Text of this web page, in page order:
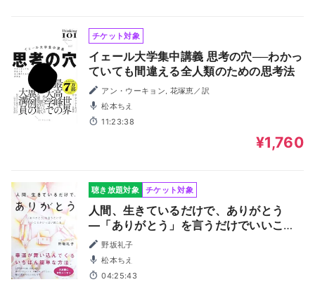
チケット対象
イェール大学集中講義 思考の穴──わかっ
ていても間違える全人類のための思考法
アン・ウーキョン, 花塚恵／訳
松本ちえ
11:23:38
¥1,760
聴き放題対象 チケット対象
人間、生きているだけで、ありがとう
―「ありがとう」を言うだけでいいこと
がいっぱい起こる
野坂礼子
松本ちえ
04:25:43